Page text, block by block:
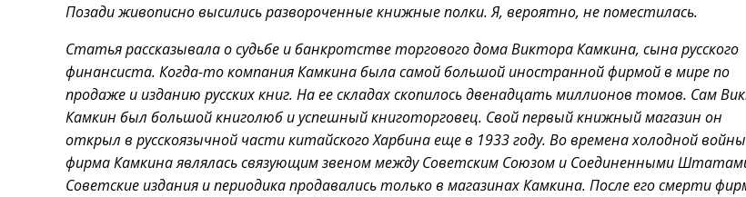
Позади живописно высились развороченные книжные полки. Я, вероятно, не поместилась.
Статья рассказывала о судьбе и банкротстве торгового дома Виктора Камкина, сына русского
финансиста. Когда-то компания Камкина была самой большой иностранной фирмой в мире по
продаже и изданию русских книг. На ее складах скопилось двенадцать миллионов томов. Сам
Камкин был большой книголюб и успешный книготорговец. Свой первый книжный магазин он
открыл в русскоязычной части китайского Харбина еще в 1933 году. Во времена холодной войны
фирма Камкина являлась связующим звеном между Советским Союзом и Соединенными
Советские издания и периодика продавались только в магазинах Камкина. После его смерти